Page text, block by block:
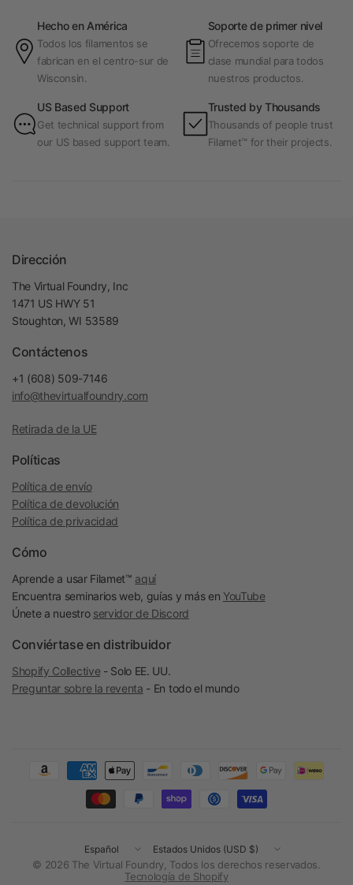
Hecho en América
Todos los filamentos se
fabrican en el centro-sur de
Wisconsin.
Soporte de primer nivel
Ofrecemos soporte de
clase mundial para todos
nuestros productos.
US Based Support
Get technical support from
our US based support team.
Trusted by Thousands
Thousands of people trust
Filamet™ for their projects.
Dirección
The Virtual Foundry, Inc
1471 US HWY 51
Stoughton, WI 53589
Contáctenos
+1 (608) 509-7146
info@thevirtualfoundry.com
Retirada de la UE
Políticas
Política de envío
Política de devolución
Política de privacidad
Cómo
Aprende a usar Filamet™ aquí
Encuentra seminarios web, guías y más en YouTube
Únete a nuestro servidor de Discord
Conviértase en distribuidor
Shopify Collective - Solo EE. UU.
Preguntar sobre la reventa - En todo el mundo
Actualizar
país/región
Actualizar
país/región
© 2026 The Virtual Foundry, Todos los derechos reservados.
Tecnología de Shopify